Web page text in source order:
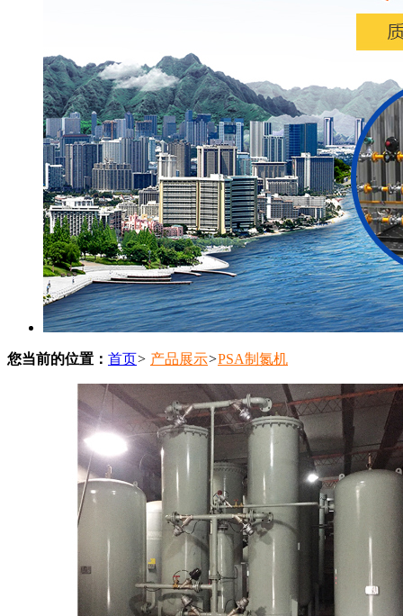
您当前的位置： 首页> 产品展示>PSA制氮机